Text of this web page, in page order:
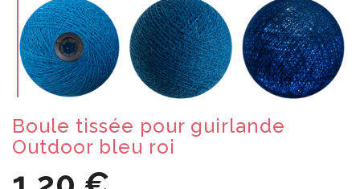
Boule tissée pour guirlande
Outdoor bleu roi